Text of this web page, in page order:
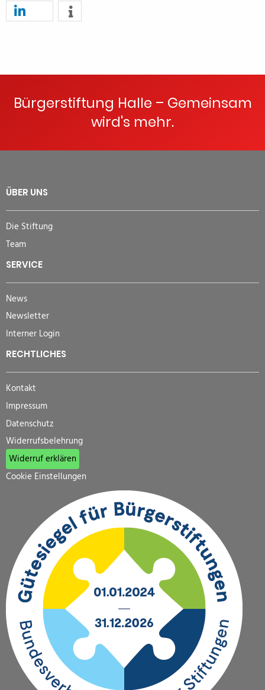
Bürgerstiftung Halle – Gemeinsam
wird's mehr.
ÜBER UNS
Die Stiftung
Team
SERVICE
News
Newsletter
Interner Login
RECHTLICHES
Kontakt
Impressum
Datenschutz
Widerrufsbelehrung
Widerruf erklären
Cookie Einstellungen